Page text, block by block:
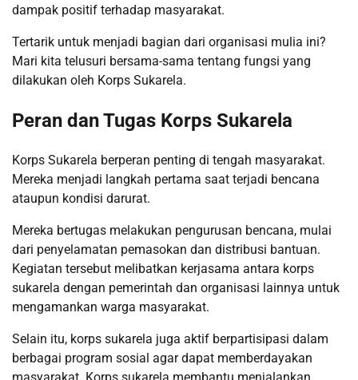
dampak positif terhadap masyarakat.
Tertarik untuk menjadi bagian dari organisasi mulia ini?
Mari kita telusuri bersama-sama tentang fungsi yang
dilakukan oleh Korps Sukarela.
Peran dan Tugas Korps Sukarela
Korps Sukarela berperan penting di tengah masyarakat.
Mereka menjadi langkah pertama saat terjadi bencana
ataupun kondisi darurat.
Mereka bertugas melakukan pengurusan bencana, mulai
dari penyelamatan pemasokan dan distribusi bantuan.
Kegiatan tersebut melibatkan kerjasama antara korps
sukarela dengan pemerintah dan organisasi lainnya untuk
mengamankan warga masyarakat.
Selain itu, korps sukarela juga aktif berpartisipasi dalam
berbagai program sosial agar dapat memberdayakan